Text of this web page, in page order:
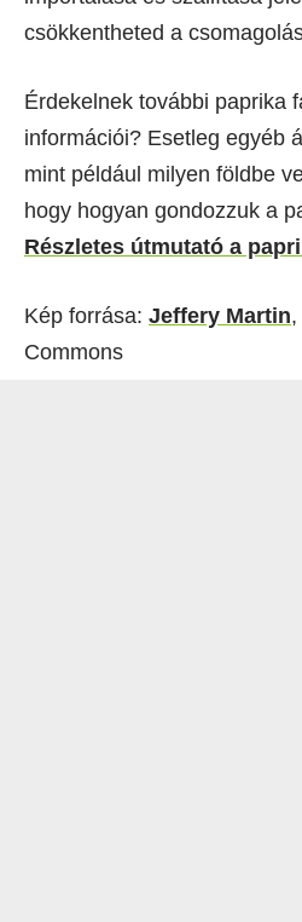
csökkentheted a
Érdekelnek további paprika
információi? Esetleg egyéb
mint például milyen földbe
hogy hogyan gondozzuk a
Részletes útmutató a
Kép forrása: Jeffery Martin
Commons